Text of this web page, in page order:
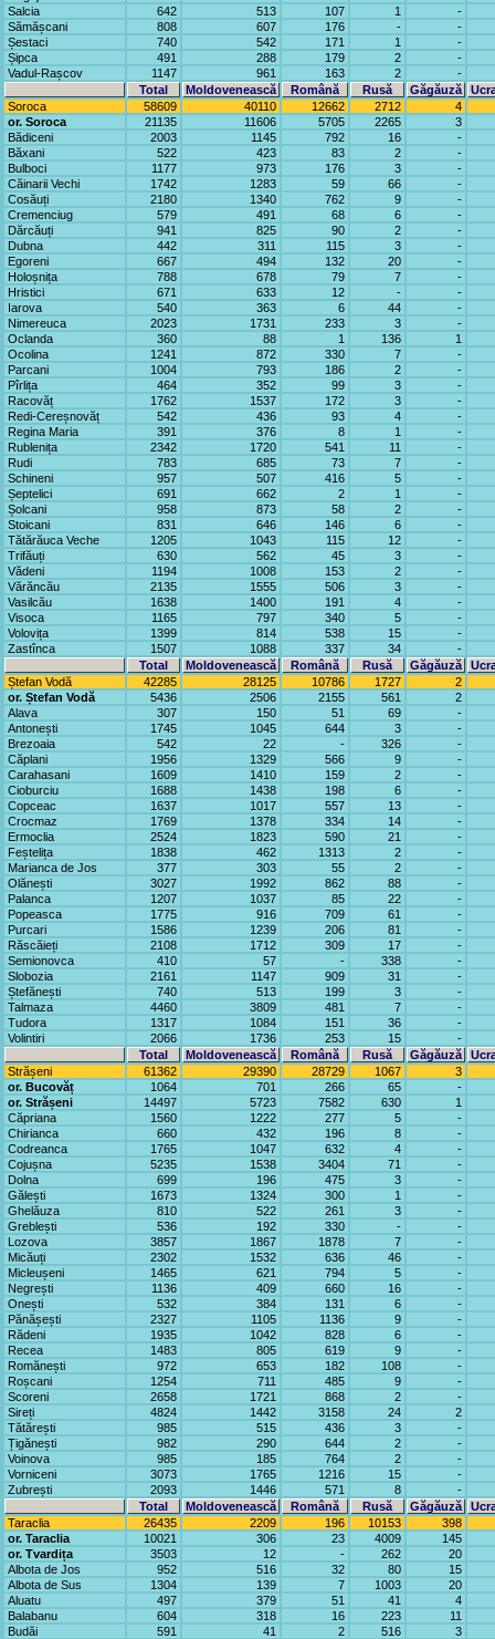
Salcia
642 513 107 1
-
Sămășcani
808 607 176 -
-
Șestaci
740 542 171 1
-
Șipca
491 288 179 2
-
Vadul-Rașcov
1147 961 163 2
-
Total
Moldovenească Română Rusă Găgăuză
Soroca
58609 40110 12662 2712
4
or. Soroca
21135 11606 5705 2265
3
Bădiceni
2003 1145 792 16
-
Băxani
522 423 83 2
-
Bulboci
1177 973 176 3
-
Căinarii Vechi
1742 1283 59 66
-
Cosăuți
2180 1340 762 9
-
Cremenciug
579 491 68 6
-
Dărcăuți
941 825 90 2
-
Dubna
442 311 115 3
-
Egoreni
667 494 132 20
-
Holoșnița
788 678 79 7
-
Hristici
671 633 12 -
-
Iarova
540 363 6 44
-
Nimereuca
2023 1731 233 3
-
Oclanda
360 88 1 136
1
Ocolina
1241 872 330 7
-
Parcani
1004 793 186 2
-
Pîrlița
464 352 99 3
-
Racovăț
1762 1537 172 3
-
Redi-Cereșnovăț
542 436 93 4
-
Regina Maria
391 376 8 1
-
Rublenița
2342 1720 541 11
-
Rudi
783 685 73 7
-
Schineni
957 507 416 5
-
Șeptelici
691 662 2 1
-
Șolcani
958 873 58 2
-
Stoicani
831 646 146 6
-
Tătărăuca Veche
1205 1043 115 12
-
Trifăuți
630 562 45 3
-
Vădeni
1194 1008 153 2
-
Vărăncău
2135 1555 506 3
-
Vasilcău
1638 1400 191 4
-
Visoca
1165 797 340 5
-
Volovița
1399 814 538 15
-
Zastînca
1507 1088 337 34
-
Total
Moldovenească Română Rusă Găgăuză
Ștefan Vodă
42285 28125 10786 1727
2
or. Ștefan Vodă
5436 2506 2155 561
2
Alava
307 150 51 69
-
Antonești
1745 1045 644 3
-
Brezoaia
542 22 - 326
-
Căplani
1956 1329 566 9
-
Carahasani
1609 1410 159 2
-
Cioburciu
1688 1438 198 6
-
Copceac
1637 1017 557 13
-
Crocmaz
1769 1378 334 14
-
Ermoclia
2524 1823 590 21
-
Feștelița
1838 462 1313 2
-
Marianca de Jos
377 303 55 2
-
Olănești
3027 1992 862 88
-
Palanca
1207 1037 85 22
-
Popeasca
1775 916 709 61
-
Purcari
1586 1239 206 81
-
Răscăieți
2108 1712 309 17
-
Semionovca
410 57 - 338
-
Slobozia
2161 1147 909 31
-
Ștefănești
740 513 199 3
-
Talmaza
4460 3809 481 7
-
Tudora
1317 1084 151 36
-
Volintiri
2066 1736 253 15
-
Total
Moldovenească Română Rusă Găgăuză
Strășeni
61362 29390 28729 1067
3
or. Bucovăț
1064 701 266 65
-
or. Strășeni
14497 5723 7582 630
1
Căpriana
1560 1222 277 5
-
Chirianca
660 432 196 8
-
Codreanca
1765 1047 632 4
-
Cojușna
5235 1538 3404 71
-
Dolna
699 196 475 3
-
Gălești
1673 1324 300 1
-
Ghelăuza
810 522 261 3
-
Greblești
536 192 330 -
-
Lozova
3857 1867 1878 7
-
Micăuți
2302 1532 636 46
-
Micleușeni
1465 621 794 5
-
Negrești
1136 409 660 16
-
Onești
532 384 131 6
-
Pănășești
2327 1105 1136 9
-
Rădeni
1935 1042 828 6
-
Recea
1483 805 619 9
-
Romănești
972 653 182 108
-
Roșcani
1254 711 485 9
-
Scoreni
2658 1721 868 2
-
Sireți
4824 1442 3158 24
2
Tătărești
985 515 436 3
-
Țigănești
982 290 644 2
-
Voinova
985 185 764 2
-
Vorniceni
3073 1765 1216 15
-
Zubrești
2093 1446 571 8
-
Total
Moldovenească Română Rusă Găgăuză
Taraclia
26435 2209 196 10153
398
or. Taraclia
10021 306 23 4009
145
or. Tvardița
3503 12 - 262
20
Albota de Jos
952 516 32 80
15
Albota de Sus
1304 139 7 1003
20
Aluatu
497 379 51 41
4
Balabanu
604 318 16 223
11
Budăi
591 41 2 516
3